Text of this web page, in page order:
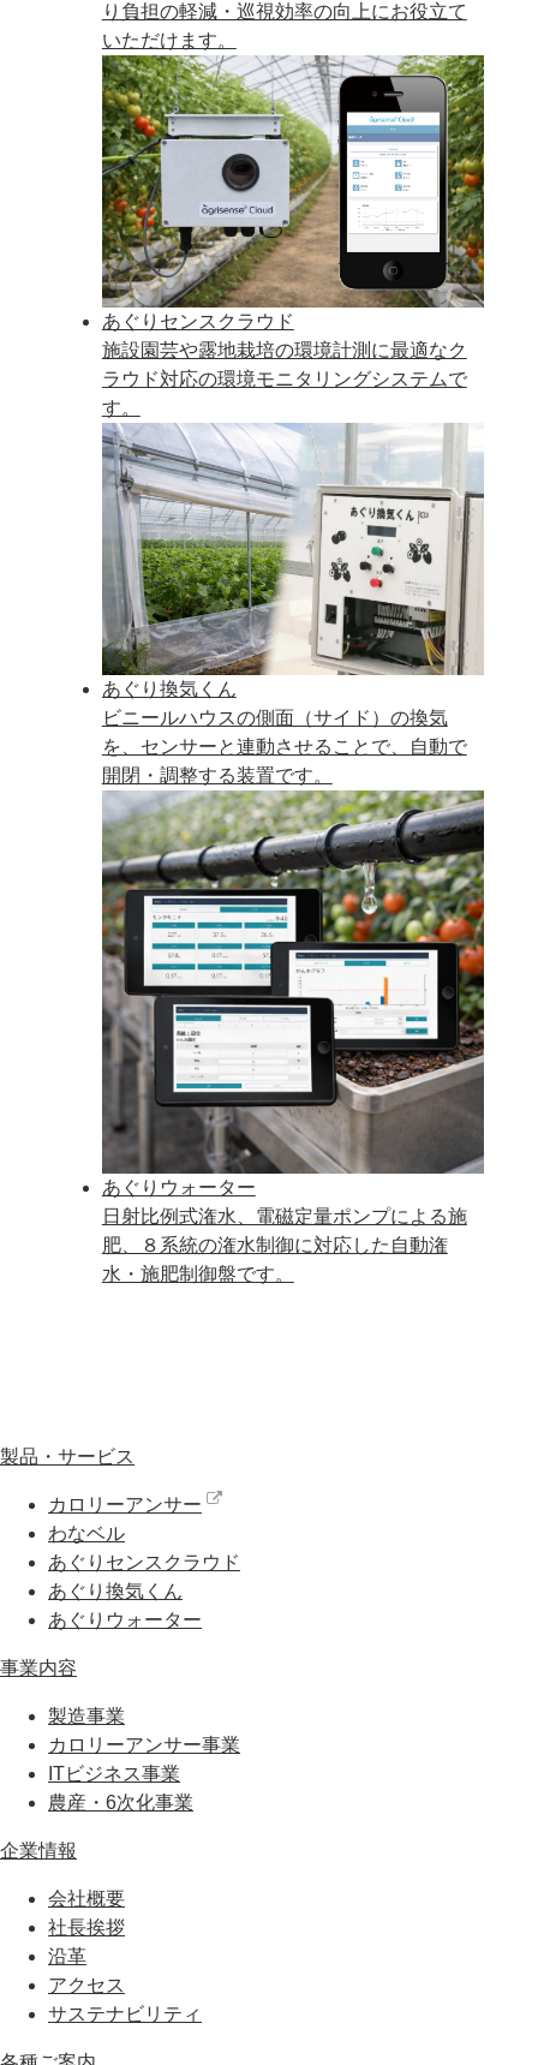
り負担の軽減・巡視効率の向上にお役立て
いただけます。
あぐりセンスクラウド
施設園芸や露地栽培の環境計測に最適なク
ラウド対応の環境モニタリングシステムで
す。
あぐり換気くん
ビニールハウスの側面（サイド）の換気
を、センサーと連動させることで、自動で
開閉・調整する装置です。
あぐりウォーター
日射比例式潅水、電磁定量ポンプによる施
肥、８系統の潅水制御に対応した自動潅
水・施肥制御盤です。
製品・サービス
カロリーアンサー
わなベル
あぐりセンスクラウド
あぐり換気くん
あぐりウォーター
事業内容
製造事業
カロリーアンサー事業
ITビジネス事業
農産・6次化事業
企業情報
会社概要
社長挨拶
沿革
アクセス
サステナビリティ